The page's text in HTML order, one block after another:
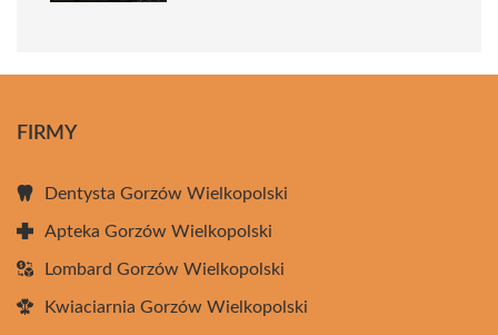
FIRMY
Dentysta Gorzów Wielkopolski
Apteka Gorzów Wielkopolski
Lombard Gorzów Wielkopolski
Kwiaciarnia Gorzów Wielkopolski